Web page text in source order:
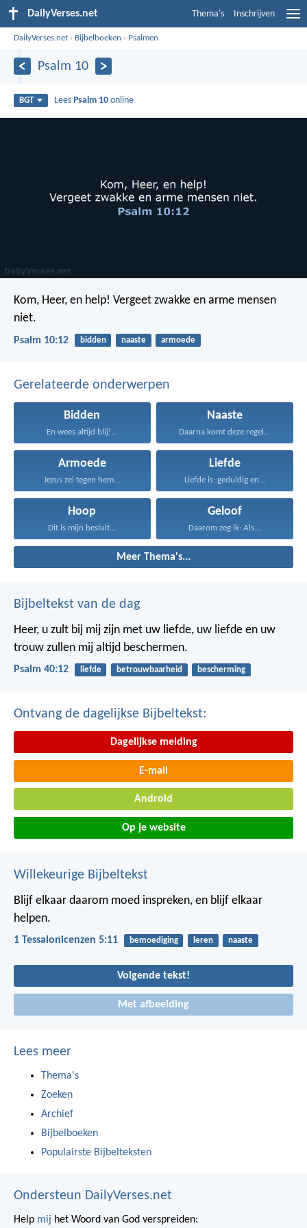
DailyVerses.net Thema's Inschrijven
DailyVerses.net › Bijbelboeken › Psalmen
Psalm 10
BGT Lees Psalm 10 online
Kom, Heer, en help! Vergeet zwakke en arme mensen
niet.
Psalm 10:12 bidden naaste armoede
Gerelateerde onderwerpen
Bidden
En wees altijd blij!...
Naaste
Daarna komt deze regel...
Armoede
Jezus zei tegen hem...
Liefde
Liefde is: geduldig en...
Hoop
Dit is mijn besluit...
Geloof
Daarom zeg ik: Als...
Meer Thema's...
Bijbeltekst van de dag
Heer, u zult bij mij zijn met uw liefde, uw liefde en uw
trouw zullen mij altijd beschermen.
Psalm 40:12 liefde betrouwbaarheid bescherming
Ontvang de dagelijkse Bijbeltekst:
Dagelijkse melding
E-mail
Android
Op je website
Willekeurige Bijbeltekst
Blijf elkaar daarom moed inspreken, en blijf elkaar
helpen.
1 Tessalonicenzen 5:11 bemoediging leren naaste
Volgende tekst!
Met afbeelding
Lees meer
Thema's
Zoeken
Archief
Bijbelboeken
Populairste Bijbelteksten
Ondersteun DailyVerses.net
Help mij het Woord van God verspreiden: